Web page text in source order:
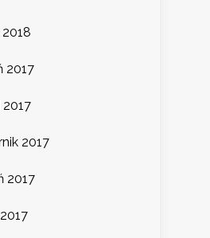
2017
2017
2017